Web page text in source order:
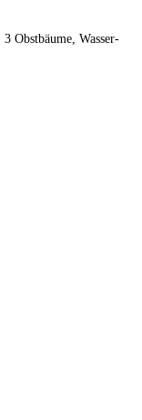
Obstbäume, Wasser-